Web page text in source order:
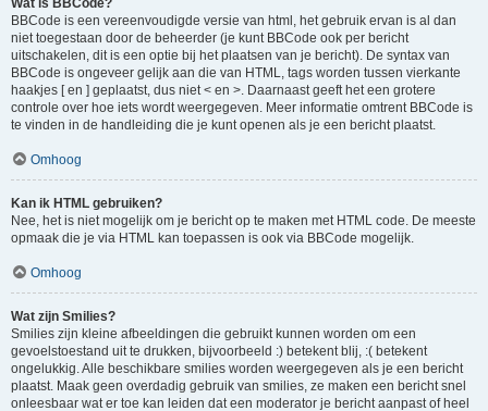
Wat is BBCode?
BBCode is een vereenvoudigde versie van html, het gebruik ervan is al dan
niet toegestaan door de beheerder (je kunt BBCode ook per bericht
uitschakelen, dit is een optie bij het plaatsen van je bericht). De syntax van
BBCode is ongeveer gelijk aan die van HTML, tags worden tussen vierkante
haakjes [ en ] geplaatst, dus niet < en >. Daarnaast geeft het een grotere
controle over hoe iets wordt weergegeven. Meer informatie omtrent BBCode is
te vinden in de handleiding die je kunt openen als je een bericht plaatst.
Omhoog
Kan ik HTML gebruiken?
Nee, het is niet mogelijk om je bericht op te maken met HTML code. De meeste
opmaak die je via HTML kan toepassen is ook via BBCode mogelijk.
Omhoog
Wat zijn Smilies?
Smilies zijn kleine afbeeldingen die gebruikt kunnen worden om een
gevoelstoestand uit te drukken, bijvoorbeeld :) betekent blij, :( betekent
ongelukkig. Alle beschikbare smilies worden weergegeven als je een bericht
plaatst. Maak geen overdadig gebruik van smilies, ze maken een bericht snel
onleesbaar wat er toe kan leiden dat een moderator je bericht aanpast of heel